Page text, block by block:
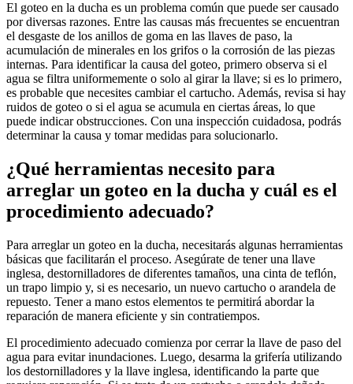
El goteo en la ducha es un problema común que puede ser causado
por diversas razones. Entre las causas más frecuentes se encuentran
el desgaste de los anillos de goma en las llaves de paso, la
acumulación de minerales en los grifos o la corrosión de las piezas
internas. Para identificar la causa del goteo, primero observa si el
agua se filtra uniformemente o solo al girar la llave; si es lo primero,
es probable que necesites cambiar el cartucho. Además, revisa si hay
ruidos de goteo o si el agua se acumula en ciertas áreas, lo que
puede indicar obstrucciones. Con una inspección cuidadosa, podrás
determinar la causa y tomar medidas para solucionarlo.
¿Qué herramientas necesito para
arreglar un goteo en la ducha y cuál es el
procedimiento adecuado?
Para arreglar un goteo en la ducha, necesitarás algunas herramientas
básicas que facilitarán el proceso. Asegúrate de tener una llave
inglesa, destornilladores de diferentes tamaños, una cinta de teflón,
un trapo limpio y, si es necesario, un nuevo cartucho o arandela de
repuesto. Tener a mano estos elementos te permitirá abordar la
reparación de manera eficiente y sin contratiempos.
El procedimiento adecuado comienza por cerrar la llave de paso del
agua para evitar inundaciones. Luego, desarma la grifería utilizando
los destornilladores y la llave inglesa, identificando la parte que